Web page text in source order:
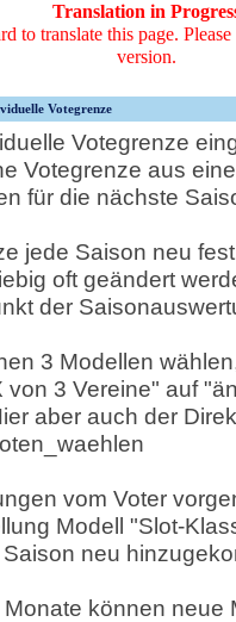
Translation in
to translate this page.
version.
Votegrenze
Votegrenze
Votegrenze aus
für die nächste
jede Saison neu
oft geändert
der
3 Modellen
von 3 Vereine" auf
aber auch der
vom Voter
Modell "Slot-
neu
können neue